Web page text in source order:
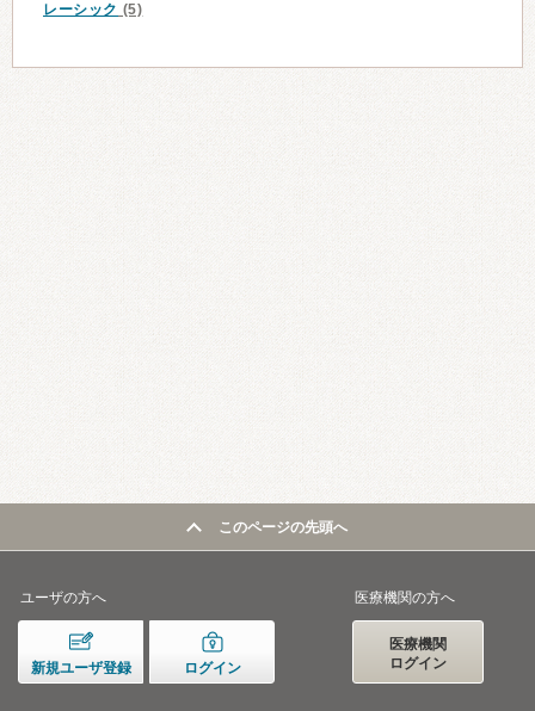
レーシック (5)
このページの先頭へ
ユーザの方へ
新規ユーザ登録 ログイン
医療機関の方へ
医療機関
ログイン